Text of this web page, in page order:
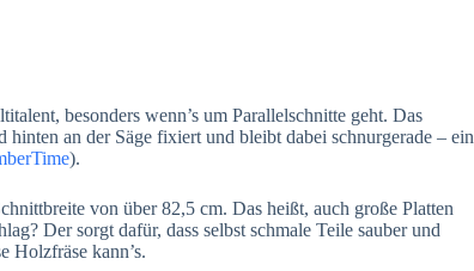
besonders wenn’s um Parallelschnitte geht. Das
an der Säge fixiert und bleibt dabei schnurgerade – ein
).
von über 82,5 cm. Das heißt, auch große Platten
Der sorgt dafür, dass selbst schmale Teile sauber und
Holzfräse kann’s.